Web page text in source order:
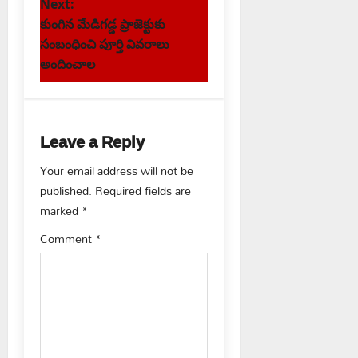
t
n
a
v
i
g
a
t
Next:
కుంగిన మేడిగడ్డ ప్రాజెక్టుకు
సంబంధించి పూర్తి వివరాలు
అందించాల
Leave a Reply
Your email address will not be
published. Required fields are
marked*
Comment*